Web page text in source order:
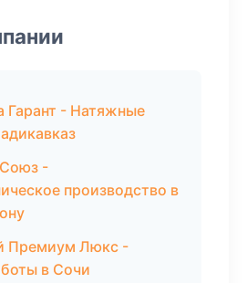
Гарант - Натяжные
-
производство в
Премиум Люкс -
в Сочи